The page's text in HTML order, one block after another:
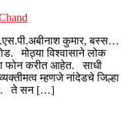
कुमार, बस्स…
मोठ्या विश्वासाने लोक
फोन करीत आहेत. साधी
म्हणजे नांदेडचे जिल्हा
ते सन […]